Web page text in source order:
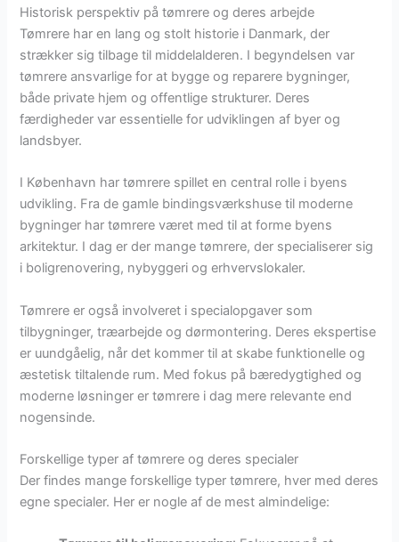
Historisk perspektiv på tømrere og deres arbejde
Tømrere har en lang og stolt historie i Danmark, der
strækker sig tilbage til middelalderen. I begyndelsen var
tømrere ansvarlige for at bygge og reparere bygninger,
både private hjem og offentlige strukturer. Deres
færdigheder var essentielle for udviklingen af byer og
landsbyer.
I København har tømrere spillet en central rolle i byens
udvikling. Fra de gamle bindingsværkshuse til moderne
bygninger har tømrere været med til at forme byens
arkitektur. I dag er der mange tømrere, der specialiserer sig
i boligrenovering, nybyggeri og erhvervslokaler.
Tømrere er også involveret i specialopgaver som
tilbygninger, træarbejde og dørmontering. Deres ekspertise
er uundgåelig, når det kommer til at skabe funktionelle og
æstetisk tiltalende rum. Med fokus på bæredygtighed og
moderne løsninger er tømrere i dag mere relevante end
nogensinde.
Forskellige typer af tømrere og deres specialer
Der findes mange forskellige typer tømrere, hver med deres
egne specialer. Her er nogle af de mest almindelige: